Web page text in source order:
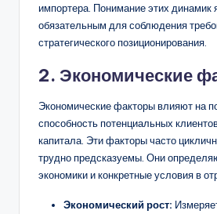
импортера. Понимание этих динамик
обязательным для соблюдения
стратегического позиционирования.
2. Экономические
Экономические факторы влияют на
способность потенциальных
капитала. Эти факторы часто
трудно предсказуемы. Они
экономики и конкретные условия в
Экономический рост: